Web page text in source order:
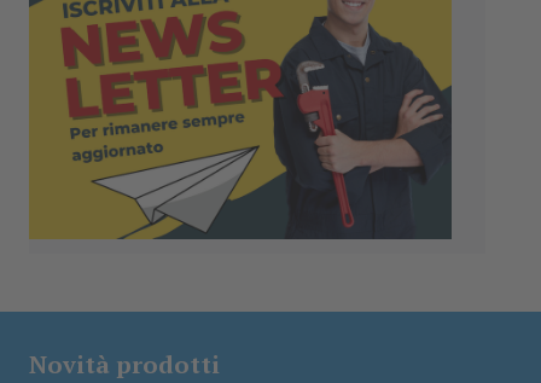
Novità prodotti